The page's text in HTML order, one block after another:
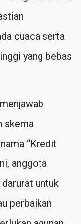
cuaca serta
yang bebas
skema
“Kredit
anggota
untuk
perbaikan